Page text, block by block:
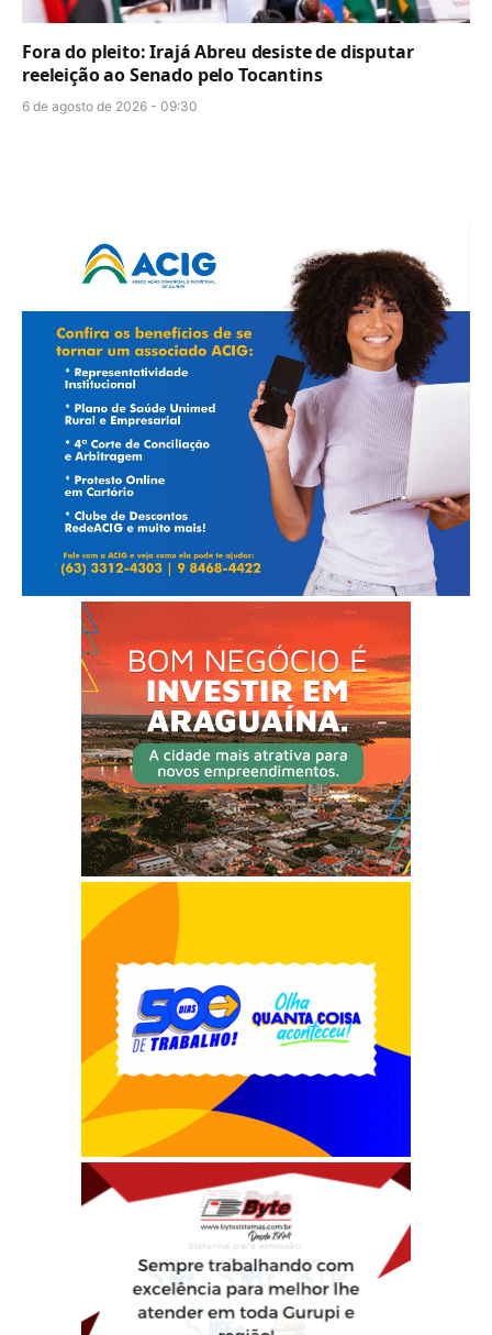
Fora do pleito: Irajá Abreu desiste de disputar
reeleição ao Senado pelo Tocantins
6 de agosto de 2026 - 09:30